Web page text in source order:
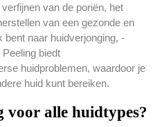
van de poriën, het
van een gezonde en
bent naar huidverjonging, -
biedt
huidproblemen, waardoor je
huid kunt bereiken.
voor alle huidtypes?